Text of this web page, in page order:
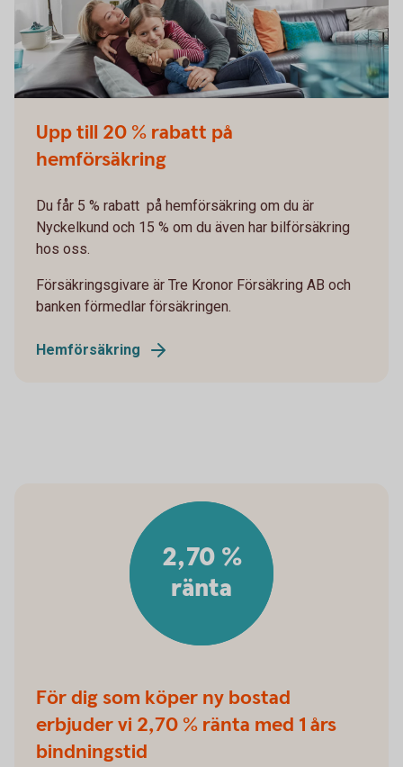
Upp till 20 % rabatt på
hemförsäkring
Du får 5 % rabatt på hemförsäkring om du är
Nyckelkund och 15 % om du även har bilförsäkring
hos oss.
Försäkringsgivare är Tre Kronor Försäkring AB och
banken förmedlar försäkringen.
Hemförsäkring
För dig som köper ny bostad
erbjuder vi 2,70 % ränta med 1 års
bindningstid
2,70 %
ränta